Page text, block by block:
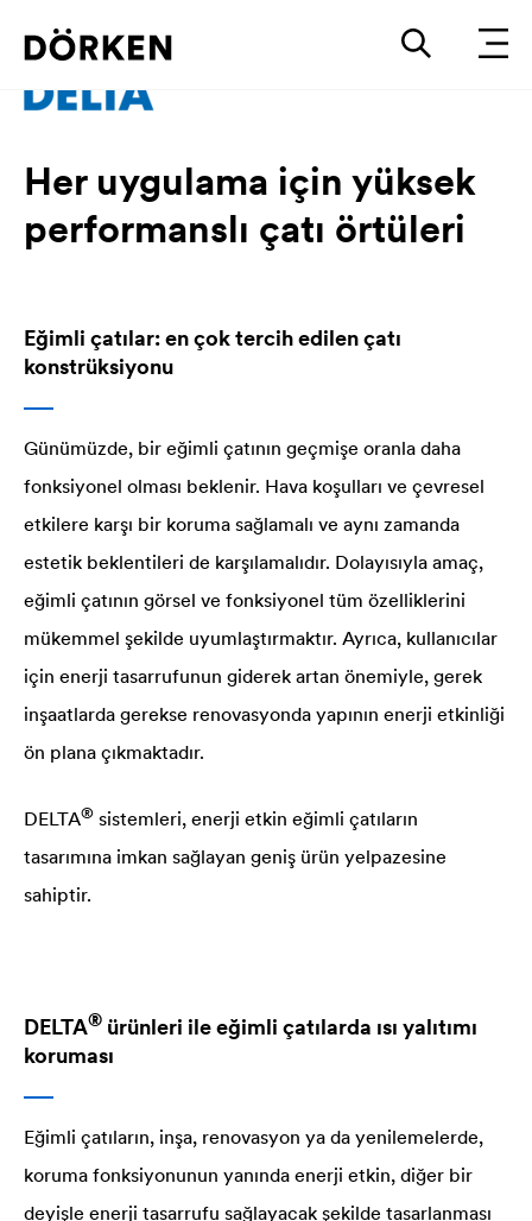
Her uygulama için yüksek
performanslı çatı örtüleri
Eğimli çatılar: en çok tercih edilen çatı
konstrüksiyonu
Günümüzde, bir eğimli çatının geçmişe oranla daha
fonksiyonel olması beklenir. Hava koşulları ve çevresel
etkilere karşı bir koruma sağlamalı ve aynı zamanda
estetik beklentileri de karşılamalıdır. Dolayısıyla amaç,
eğimli çatının görsel ve fonksiyonel tüm özelliklerini
mükemmel şekilde uyumlaştırmaktır. Ayrıca, kullanıcılar
için enerji tasarrufunun giderek artan önemiyle, gerek
inşaatlarda gerekse renovasyonda yapının enerji etkinliği
ön plana çıkmaktadır.
DELTA® sistemleri, enerji etkin eğimli çatıların
tasarımına imkan sağlayan geniş ürün yelpazesine
sahiptir.
DELTA® ürünleri ile eğimli çatılarda ısı yalıtımı
koruması
Eğimli çatıların, inşa, renovasyon ya da yenilemelerde,
koruma fonksiyonunun yanında enerji etkin, diğer bir
deyişle enerji tasarrufu sağlayacak şekilde tasarlanması